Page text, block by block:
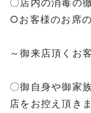
○お客様のお席
～御来店頂くお
〇御自身や御家
店をお控え頂き